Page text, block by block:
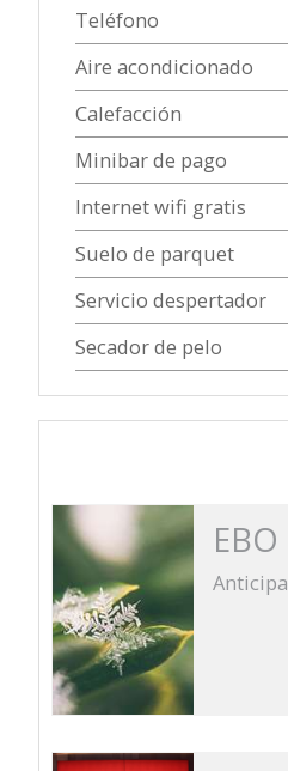
Teléfono
Aire acondicionado
Calefacción
Minibar de pago
Internet wifi gratis
Suelo de parquet
Servicio despertador
Secador de pelo